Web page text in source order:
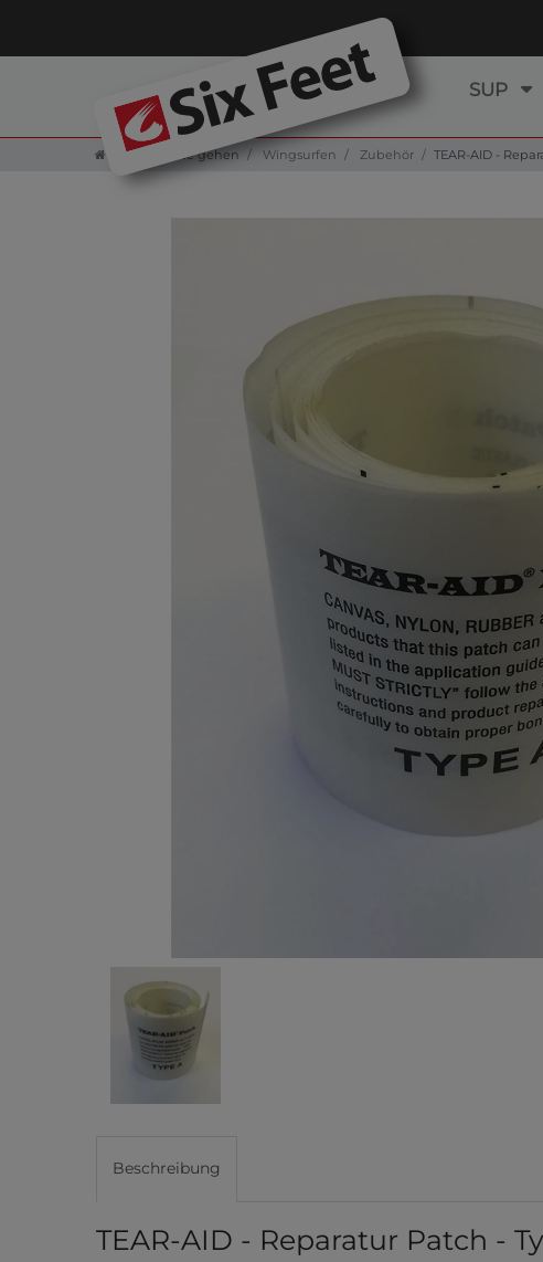
SUP
Zur Startseite gehen Wingsurfen Zubehör TEAR-AID -
Beschreibung
TEAR-AID - Reparatur Patch -